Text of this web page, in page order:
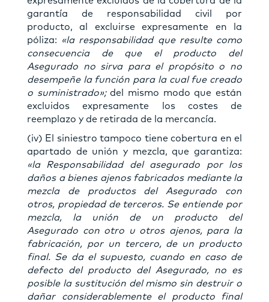
garantía de responsabilidad civil por
producto, al excluirse expresamente en la
póliza:
«la responsabilidad que resulte como
consecuencia de que el producto del
Asegurado no sirva para el propósito o no
desempeñe la función para la cual fue creado
o suministrado»;del mismo modo que están
excluidos expresamente los costes de
reemplazo y de retirada de la mercancía.
(iv) El siniestro tampoco tiene cobertura en el
apartado de unión y mezcla, que garantiza:
«la Responsabilidad del asegurado por los
daños a bienes ajenos fabricados mediante la
mezcla de productos del Asegurado con
otros, propiedad de terceros. Se entiende por
mezcla, la unión de un producto del
Asegurado con otro u otros ajenos, para la
fabricación, por un tercero, de un producto
final. Se da el supuesto, cuando en caso de
defecto del producto del Asegurado, no es
posible la sustitución del mismo sin destruir o
dañar considerablemente el producto final